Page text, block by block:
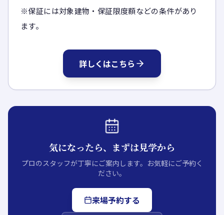
※保証には対象建物・保証限度額などの条件があり
ます。
詳しくはこちら
気になったら、まずは見学から
プロのスタッフが丁寧にご案内します。お気軽にご予約く
ださい。
来場予約する